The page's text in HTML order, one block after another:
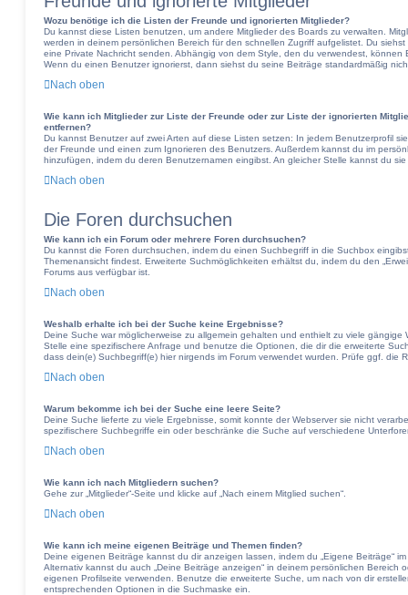
Wozu benötige ich die Listen der Freunde und ignorierten Mitglieder?
Du kannst diese Listen benutzen, um andere Mitglieder des Boards zu verwalten.
werden in deinem persönlichen Bereich für den schnellen Zugriff aufgelistet. Du
eine Private Nachricht senden. Abhängig von dem Style, den du verwendest,
Wenn du einen Benutzer ignorierst, dann siehst du seine Beiträge standardmäßig
Nach oben
Wie kann ich Mitglieder zur Liste der Freunde oder zur Liste der ignorierten
entfernen?
Du kannst Benutzer auf zwei Arten auf diese Listen setzen: In jedem Benutzerprofil
der Freunde und einen zum Ignorieren des Benutzers. Außerdem kannst du im
hinzufügen, indem du deren Benutzernamen eingibst. An gleicher Stelle kannst du
Nach oben
Die Foren durchsuchen
Wie kann ich ein Forum oder mehrere Foren durchsuchen?
Du kannst die Foren durchsuchen, indem du einen Suchbegriff in die Suchbox
Themenansicht findest. Erweiterte Suchmöglichkeiten erhältst du, indem du den
Forums aus verfügbar ist.
Nach oben
Weshalb erhalte ich bei der Suche keine Ergebnisse?
Deine Suche war möglicherweise zu allgemein gehalten und enthielt zu viele gängige
Stelle eine spezifischere Anfrage und benutze die Optionen, die dir die erweiterte
dass dein(e) Suchbegriff(e) hier nirgends im Forum verwendet wurden. Prüfe ggf. die
Nach oben
Warum bekomme ich bei der Suche eine leere Seite?
Deine Suche lieferte zu viele Ergebnisse, somit konnte der Webserver sie nicht
spezifischere Suchbegriffe ein oder beschränke die Suche auf verschiedene
Nach oben
Wie kann ich nach Mitgliedern suchen?
Gehe zur „Mitglieder“-Seite und klicke auf „Nach einem Mitglied suchen“.
Nach oben
Wie kann ich meine eigenen Beiträge und Themen finden?
Deine eigenen Beiträge kannst du dir anzeigen lassen, indem du „Eigene Beiträge“
Alternativ kannst du auch „Deine Beiträge anzeigen“ in deinem persönlichen Bereich
eigenen Profilseite verwenden. Benutze die erweiterte Suche, um nach von dir
entsprechenden Optionen in die Suchmaske ein.